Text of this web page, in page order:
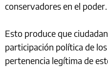
conservadores en el poder.
Esto produce que
participación política de
pertenencia legítima de